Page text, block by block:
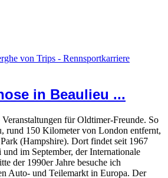
von Trips - Rennsportkarriere
in Beaulieu ...
für Oldtimer-Freunde. So
rund 150 Kilometer von London entfernt,
(Hampshire). Dort findet seit 1967
im September, der Internationale
der 1990er Jahre besuche ich
Auto- und Teilemarkt in Europa. Der